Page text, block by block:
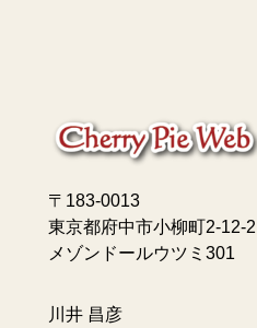
〒183-0013
東京都府中市小柳町2-12-2
メゾンドールウツミ301
川井 昌彦